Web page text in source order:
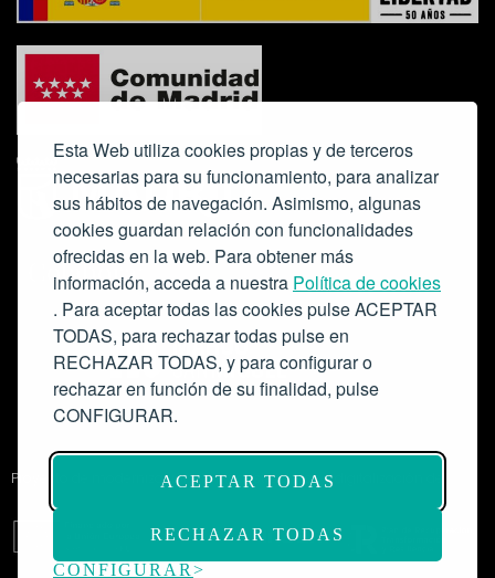
Esta Web utiliza cookies propias y de terceros
necesarias para su funcionamiento, para analizar
sus hábitos de navegación. Asimismo, algunas
cookies guardan relación con funcionalidades
ofrecidas en la web. Para obtener más
información, acceda a nuestra Política de cookies
. Para aceptar todas las cookies pulse ACEPTAR
TODAS, para rechazar todas pulse en
RECHAZAR TODAS, y para configurar o
rechazar en función de su finalidad, pulse
CONFIGURAR.
ACEPTAR TODAS
RECHAZAR TODAS
CONFIGURAR
Colabora:
Proyecto de modernización de infraestructuras y digitalización del
Salón de Actos del Ateneo de Madrid como espacio escénico-musical.
Subvención: 175.000€